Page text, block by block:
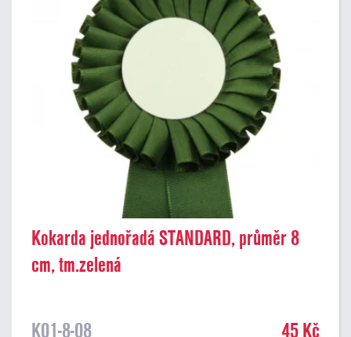
Kokarda jednořadá STANDARD, průměr 8
cm, tm.zelená
K01-8-08 45 Kč